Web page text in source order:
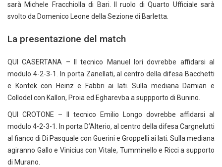
sarà Michele Fracchiolla di Bari. Il ruolo di Quarto Ufficiale sarà
svolto da Domenico Leone della Sezione di Barletta.
La presentazione del match
QUI CASERTANA – Il tecnico Manuel Iori dovrebbe affidarsi al
modulo 4-2-3-1. In porta Zanellati, al centro della difesa Bacchetti
e Kontek con Heinz e Fabbri ai lati. Sulla mediana Damian e
Collodel con Kallon, Proia ed Egharevba a suppporto di Bunino.
QUI CROTONE – Il tecnico Emilio Longo dovrebbe affidarsi al
modulo 4-2-3-1. In porta D’Alterio, al centro della difesa Cargnelutti
al fianco di Di Pasquale con Guerini e Groppelli ai lati. Sulla mediana
agiranno Gallo e Vinicius con Vitale, Tumminello e Ricci a supporto
di Murano.